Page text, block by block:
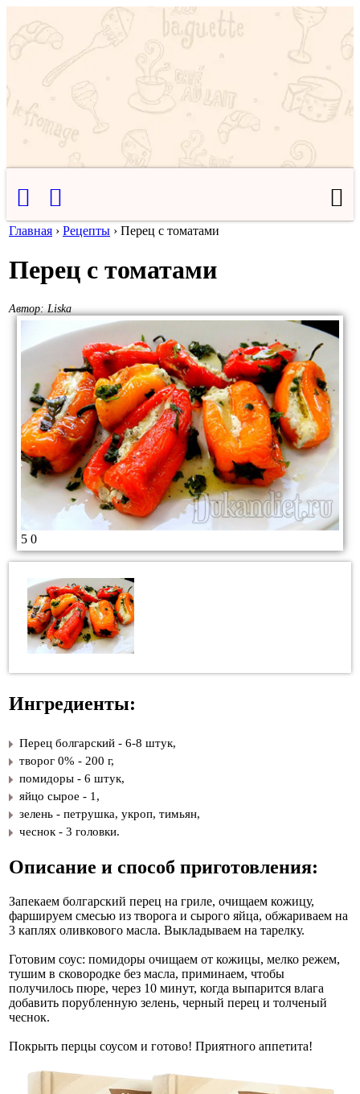
Главная › Рецепты › Перец с томатами
Перец с томатами
Автор: Liska
5 0
Ингредиенты:
Перец болгарский - 6-8 штук,
творог 0% - 200 г,
помидоры - 6 штук,
яйцо сырое - 1,
зелень - петрушка, укроп, тимьян,
чеснок - 3 головки.
Описание и способ приготовления:
Запекаем болгарский перец на гриле, очищаем кожицу,
фаршируем смесью из творога и сырого яйца, обжариваем на
3 каплях оливкового масла. Выкладываем на тарелку.
Готовим соус: помидоры очищаем от кожицы, мелко режем,
тушим в сковородке без масла, приминаем, чтобы
получилось пюре, через 10 минут, когда выпарится влага
добавить порубленную зелень, черный перец и толченый
чеснок.
Покрыть перцы соусом и готово! Приятного аппетита!